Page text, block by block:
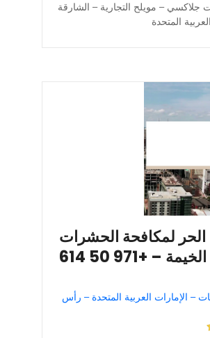
جلاكسي – مويلح التجارية – الشارقة
المتحدة
الحر لمكافحة الحشرات
– رأس الخيمة – +971 50 614
– الإمارات العربية المتحدة – رأس